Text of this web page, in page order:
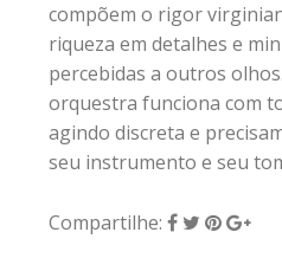
compõem o rigor
riqueza em detalhes e
percebidas a outros
orquestra funciona com
agindo discreta e
seu instrumento e seu
Compartilhe: